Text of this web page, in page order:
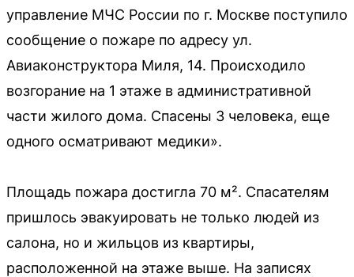
управление МЧС России по г. Москве поступило
сообщение о пожаре по адресу ул.
Авиаконструктора Миля, 14. Происходило
возгорание на 1 этаже в административной
части жилого дома. Спасены 3 человека, еще
одного осматривают медики».
Площадь пожара достигла 70 м². Спасателям
пришлось эвакуировать не только людей из
салона, но и жильцов из квартиры,
расположенной на этаже выше. На записях